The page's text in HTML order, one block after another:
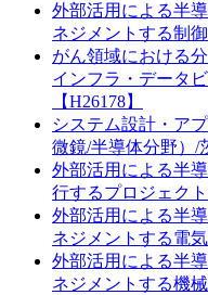
外部活用による半
ネジメントする制
がん領域における
インフラ・データ
【H26178】
システム設計・ア
微鏡/半導体分野）/
外部活用による半
行するプロジェク
外部活用による半
ネジメントする電
外部活用による半
ネジメントする機